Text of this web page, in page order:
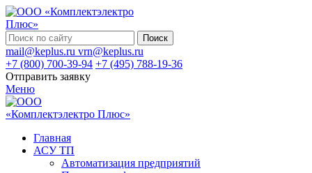
Поиск
mail@keplus.ru vrn@keplus.ru
+7 (800) 700-39-94 +7 (495) 788-19-36
Отправить заявку
Меню
Главная
АСУ ТП
Автоматизация предприятий